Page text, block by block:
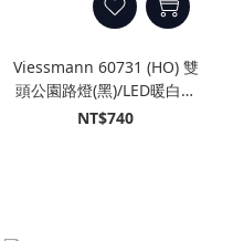
Viessmann 60731 (HO) 雙
頭公園路燈(黑)/LED暖白色
(插入式插座)
NT$740